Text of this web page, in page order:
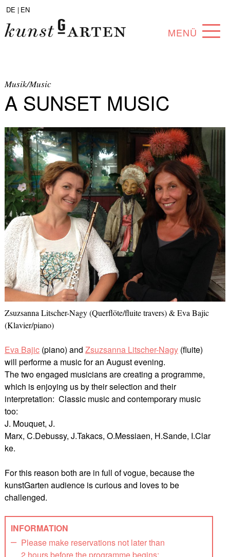
DE | EN
MENÜ
COLLECTION
ARTISTS
PARTNERS
ANGEBOTE
Musik/Music
A SUNSET MUSIC
Zsuzsanna Litscher-Nagy (Querflöte/fluite travers) & Eva Bajic
(Klavier/piano)
Eva Bajic(piano) and Zsuzsanna Litscher-Nagy(fluite)
will performe a music for an August evening.
The two engaged musicians are creating a programme,
which is enjoying us by their selection and their
interpretation: Classic music and contemporary music
too:
J. Mouquet, J.
Marx, C.Debussy, J.Takacs, O.Messiaen, H.Sande, I.Clar
ke.
For this reason both are in full of vogue, because the
kunstGarten audience is curious and loves to be
challenged.
INFORMATION
Please make reservations not later than
2 hours before the programme begins: